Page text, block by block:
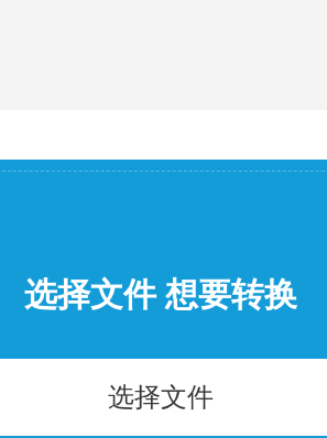
选择文件 想要转换
选择文件